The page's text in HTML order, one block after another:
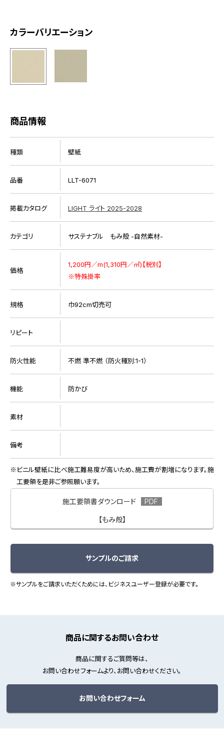
カラーバリエーション
商品情報
種類 壁紙
品番 LLT-6071
掲載カタログ LIGHT ライト 2025-2028
カテゴリ サステナブル もみ殻 -自然素材-
価格
1,200円／m(1,310円／㎡)【税別】
※特殊掛率
規格 巾92cm切売可
リピート
防火性能 不燃 準不燃 （防火種別:1-1）
機能 防かび
素材
備考
ビニル壁紙に比べ施工難易度が高いため、施工費が割増になります。施
工要領を是非ご参照願います。
施工要領書ダウンロード
【もみ殻】
サンプルのご請求
※サンプルをご請求いただくためには、ビジネスユーザー登録が必要です。
商品に関するお問い合わせ
商品に関するご質問等は、
お問い合わせフォームより、お問い合わせください。
お問い合わせフォーム